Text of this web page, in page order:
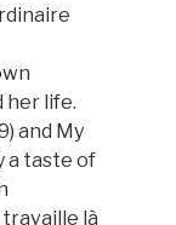
her life.
and My
a taste of
là